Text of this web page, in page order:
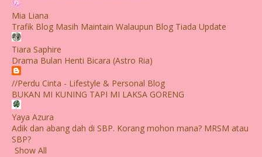
Mia Liana
Trafik Blog Masih Maintain Walaupun Blog Tiada Update
Tiara Saphire
Drama Bulan Henti Bicara (Astro Ria)
//Perdu Cinta - Lifestyle & Personal Blog
BUKAN MI KUNING TAPI MI LAKSA GORENG
Yaya Azura
Adik dan abang dah di SBP. Korang mohon mana? MRSM atau
SBP?
Show All